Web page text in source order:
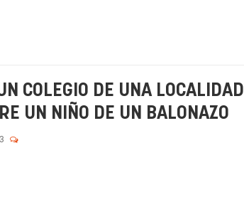
COLEGIO DE UNA LOCALIDAD
UN NIÑO DE UN BALONAZO